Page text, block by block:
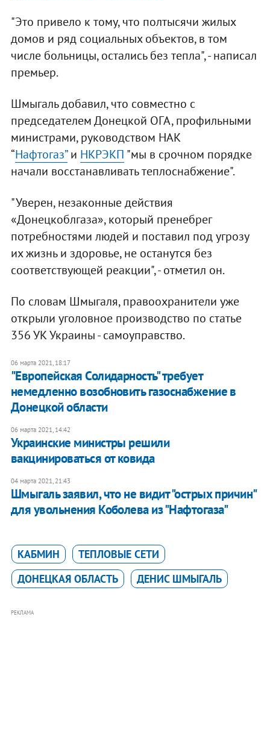
"Это привело к тому, что полтысячи жилых
домов и ряд социальных объектов, в том
числе больницы, остались без тепла", - написал
премьер.
Шмыгаль добавил, что совместно с
председателем Донецкой ОГА, профильными
министрами, руководством НАК
“Нафтогаз”и НКРЭКП "мы в срочном порядке
начали восстанавливать теплоснабжение".
"Уверен, незаконные действия
«Донецкоблгаза», который пренебрег
потребностями людей и поставил под угрозу
их жизнь и здоровье, не останутся без
соответствующей реакции", - отметил он.
По словам Шмыгаля, правоохранители уже
открыли уголовное производство по статье
356 УК Украины - самоуправство.
06 марта 2021, 18:17
"Европейская Солидарность" требует
немедленно возобновить газоснабжение в
Донецкой области
06 марта 2021, 14:42
Украинские министры решили
вакцинироваться от ковида
04 марта 2021, 21:43
Шмыгаль заявил, что не видит "острых причин"
для увольнения Коболева из "Нафтогаза"
КАБМИН
ТЕПЛОВЫЕ СЕТИ
ДОНЕЦКАЯ ОБЛАСТЬ
ДЕНИС ШМЫГАЛЬ
РЕКЛАМА